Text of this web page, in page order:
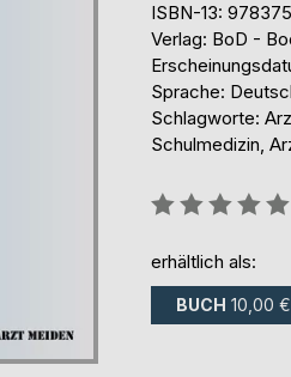
ISBN-13:
Verlag: BoD -
Sprache:
Schlagworte:
Schulmedizin,
Bewertung::
erhältlich als:
BUCH 10,00 €